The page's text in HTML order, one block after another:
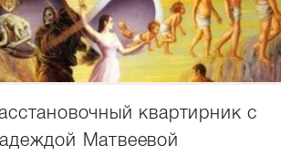
квартирник с
Матвеевой